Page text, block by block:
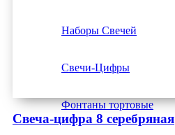
Наборы Свечей
Свечи-Цифры
Фонтаны тортовые
Свеча-цифра 8 серебряная